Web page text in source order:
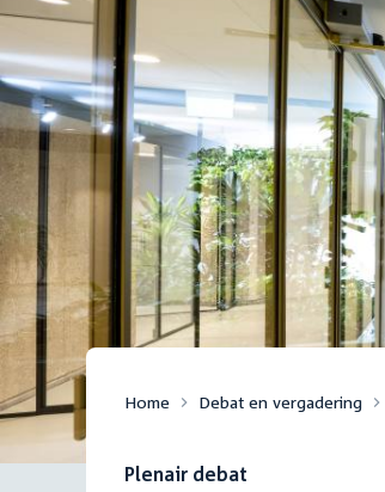
Home Debat en vergadering
Plenair debat